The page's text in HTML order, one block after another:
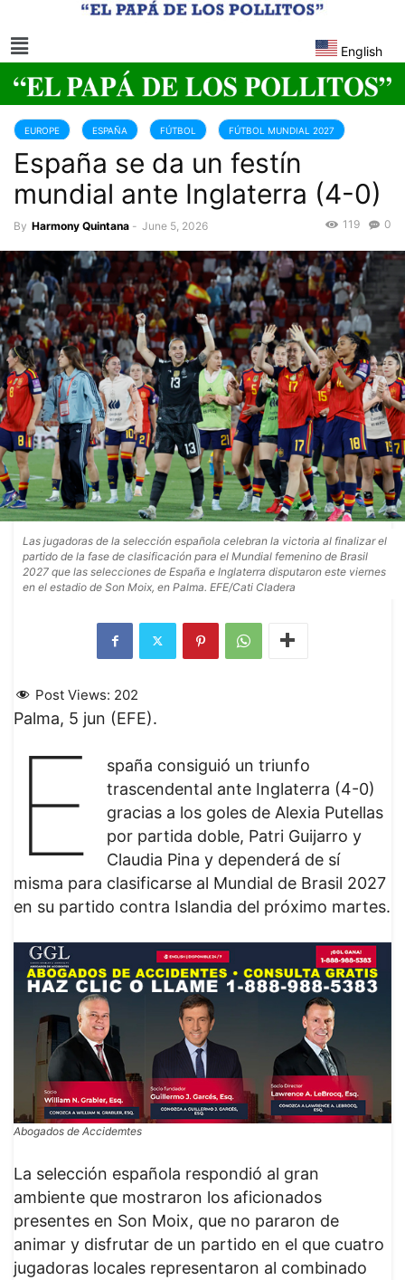
English
EUROPE ESPAÑA FÚTBOL FÚTBOL MUNDIAL 2027
INGLATERRA
España se da un festín
mundial ante Inglaterra (4-0)
By Harmony Quintana - June 5, 2026 0
119
Las jugadoras de la selección española celebran la victoria al finalizar el
partido de la fase de clasificación para el Mundial femenino de Brasil
2027 que las selecciones de España e Inglaterra disputaron este viernes
en el estadio de Son Moix, en Palma. EFE/Cati Cladera
Post Views: 202
Palma, 5 jun (EFE).
E
spaña consiguió un triunfo
trascendental ante Inglaterra (4-0)
gracias a los goles de Alexia Putellas
por partida doble, Patri Guijarro y
Claudia Pina y dependerá de sí
misma para clasificarse al Mundial de Brasil 2027
en su partido contra Islandia del próximo martes.
Abogados de Accidemtes
La selección española respondió al gran
ambiente que mostraron los aficionados
presentes en Son Moix, que no pararon de
animar y disfrutar de un partido en el que cuatro
jugadoras locales representaron al combinado